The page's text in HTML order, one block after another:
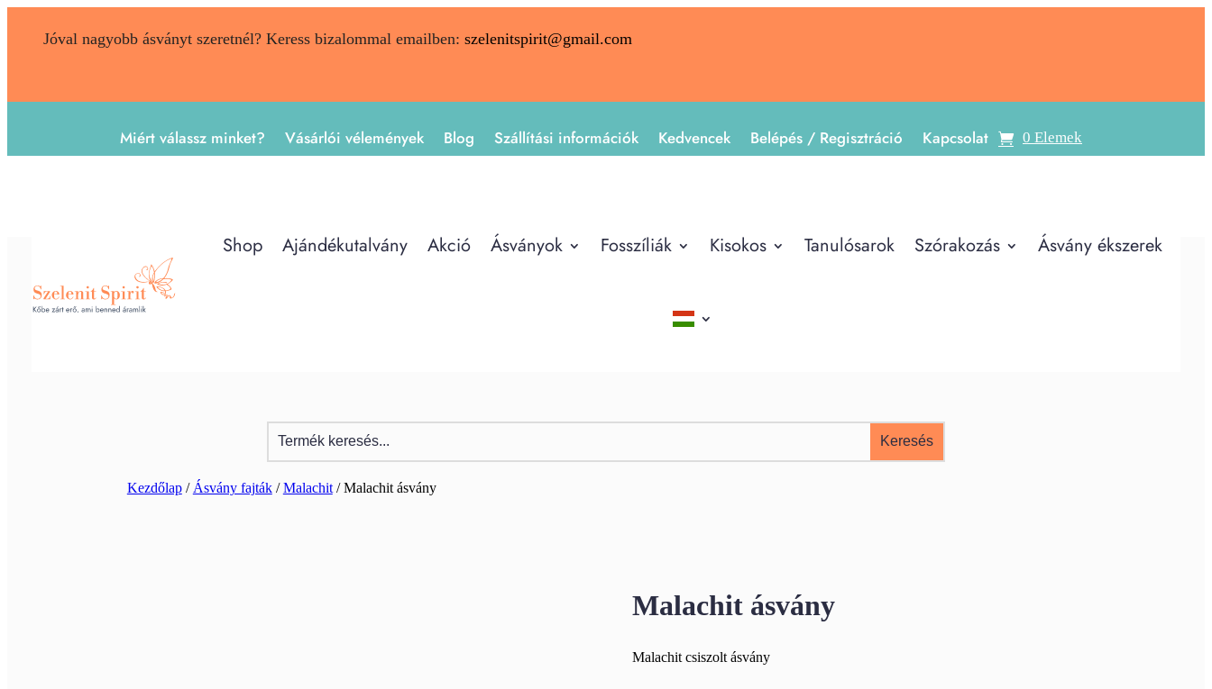
Jóval nagyobb ásványt szeretnél? Keress bizalommal emailben: szelenitspirit@gmail.com
Miért válassz minket? Vásárlói vélemények Blog Szállítási információk Kedvencek Belépés / Regisztráció Kapcsolat 0 Elemek
Shop Ajándékutalvány Akció Ásványok Fosszíliák Kisokos Tanulósarok Szórakozás Ásvány ékszerek
Kezdőlap/ Ásvány fajták/Malachit/ Malachit ásvány
Malachit ásvány
Malachit csiszolt ásvány